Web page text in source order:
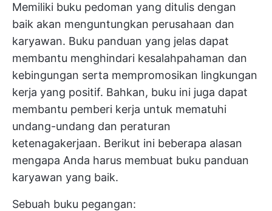
Memiliki buku pedoman yang ditulis dengan
baik akan menguntungkan perusahaan dan
karyawan. Buku panduan yang jelas dapat
membantu menghindari kesalahpahaman dan
kebingungan serta mempromosikan lingkungan
kerja yang positif. Bahkan, buku ini juga dapat
membantu pemberi kerja untuk mematuhi
undang-undang dan peraturan
ketenagakerjaan. Berikut ini beberapa alasan
mengapa Anda harus membuat buku panduan
karyawan yang baik.
Sebuah buku pegangan: